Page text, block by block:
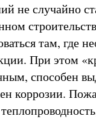
не случайно
там, где
При этом
способен
коррозии.